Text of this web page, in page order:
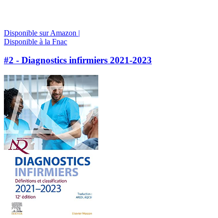
Disponible sur Amazon |
Disponible à la Fnac
#2 - Diagnostics infirmiers 2021-2023